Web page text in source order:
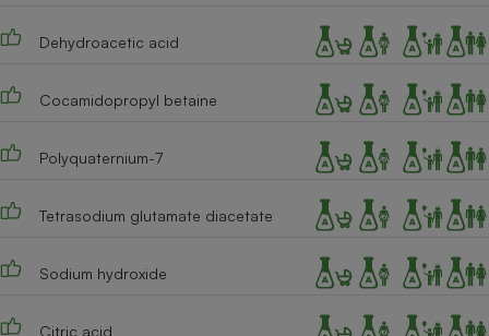
Dehydroacetic acid
Cocamidopropyl betaine
Polyquaternium-7
Tetrasodium glutamate diacetate
Sodium hydroxide
Citric acid